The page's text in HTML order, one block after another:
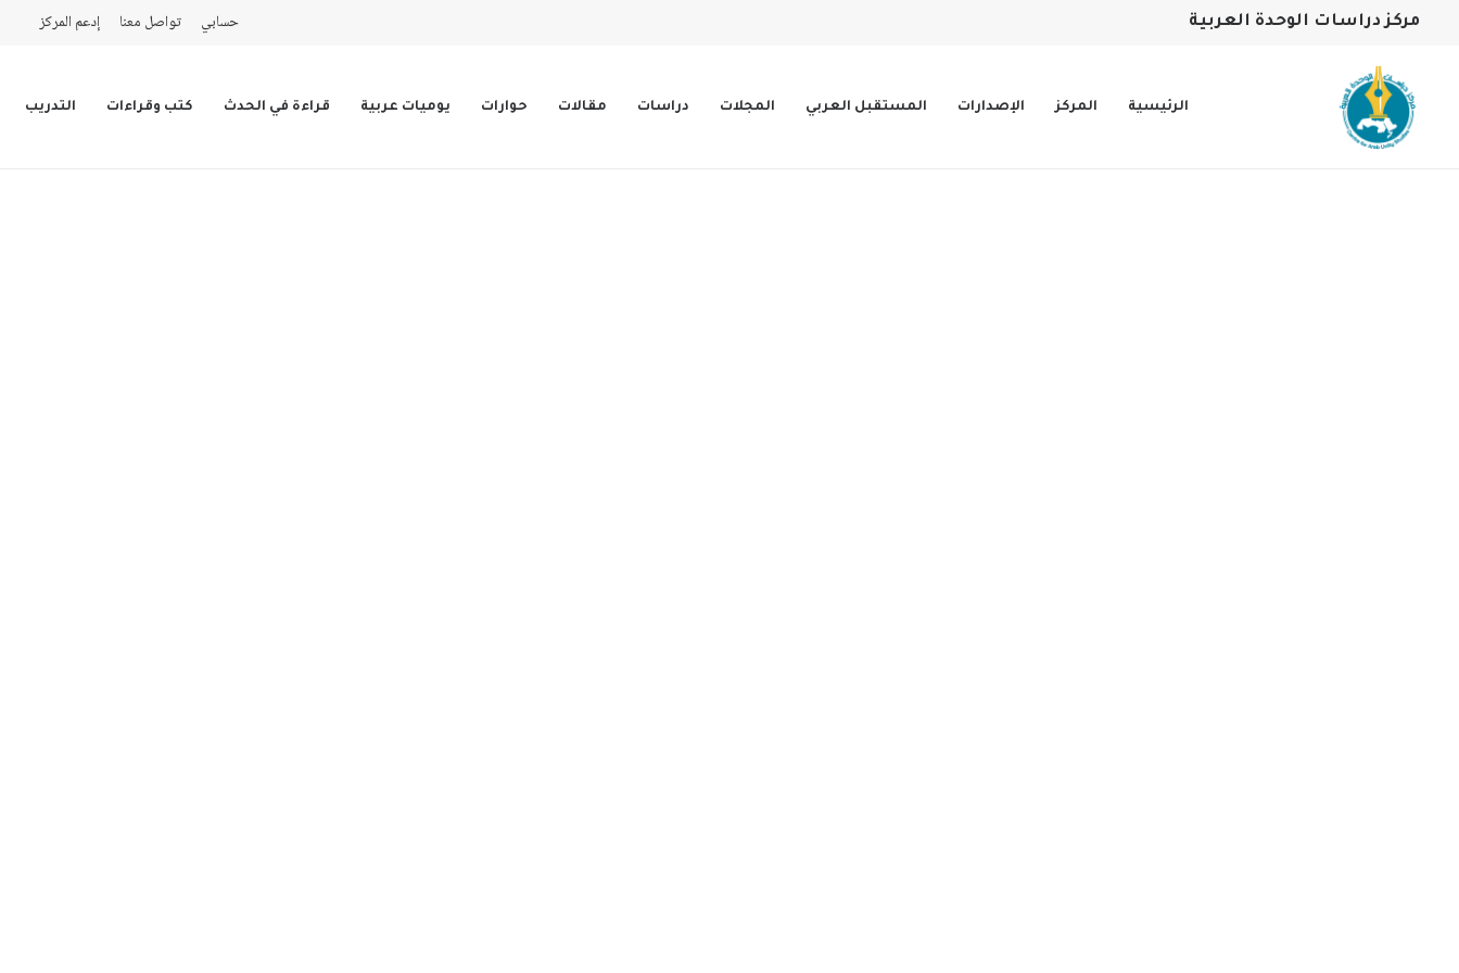
مركز دراسات الوحدة العربية حسابي تواصل معنا إدعم المركز
الرئيسية المركز الإصدارات المستقبل العربي المجلات دراسات مقالات حوارات يوميات عربية قراءة في الحدث كتب وقراءات التدريب